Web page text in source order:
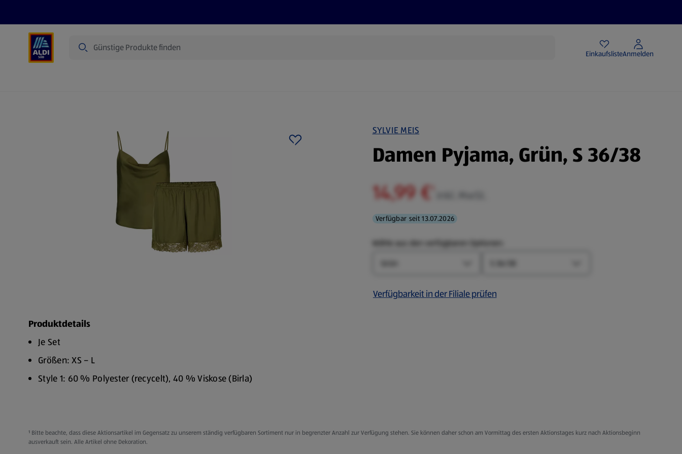
EinkaufslisteAnmelden
SYLVIE MEIS
Damen Pyjama, Grün, S 36/38
14,99 €
Verfügbar seit 13.07.2026
Wähle aus den verfügbaren Optionen:
Farbe-Optionen öffnen
Verfügbarkeit in der Filiale prüfen
Produktdetails
Je Set
Größen: XS – L
Style 1: 60 % Polyester (recycelt), 40 % Viskose (Birla)
Regular fit
30 °C Schonwaschgang
¹ Bitte beachte, dass diese Aktionsartikel im Gegensatz zu unserem ständig verfügbaren Sortiment nur in begrenzter Anzahl zur Verfügung stehen. Sie können daher schon am Vormittag des ersten Aktionstages kurz nach Aktionsbeginn
ausverkauft sein. Alle Artikel ohne Dekoration.